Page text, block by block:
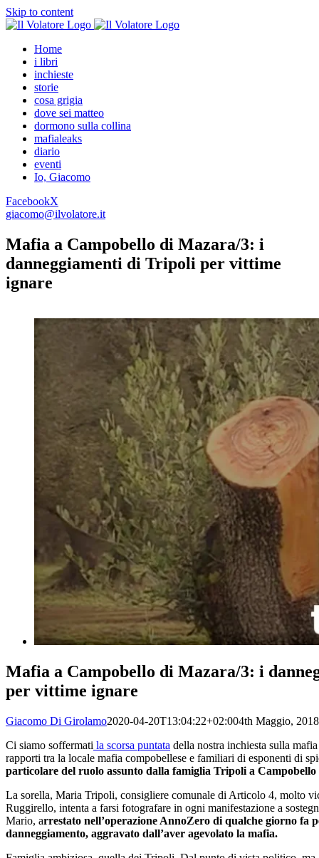
Skip to content
Home
i libri
inchieste
storie
cosa grigia
dove sei matteo
dormono sulla collina
mafialeaks
diario
eventi
Io, Giacomo
FacebookX
giacomo@ilvolatore.it
Mafia a Campobello di Mazara/3: i
danneggiamenti di Tripoli per vittime
ignare
Mafia a Campobello di Mazara/3: i
per vittime ignare
Giacomo Di Girolamo2020-04-20T13:04:22+02:004th Maggio, 2018
Ci siamo soffermati la scorsa puntata della nostra inchiesta sulla
rapporti tra la locale mafia compobellese e familiari di esponenti di
particolare del ruolo assunto dalla famiglia Tripoli a
La sorella, Maria Tripoli, consigliere comunale di Articolo 4, molto
Ruggirello, intenta a farsi fotografare in ogni manifestazione a
Mario, arrestato nell’operazione AnnoZero di qualche giorno fa
danneggiamento, aggravato dall’aver agevolato la mafia.